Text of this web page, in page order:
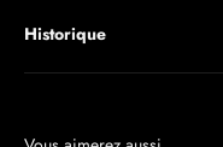
Historique